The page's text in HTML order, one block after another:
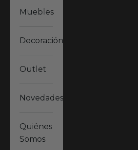
Muebles
Decoración
Outlet
Novedades
Quiénes
Somos